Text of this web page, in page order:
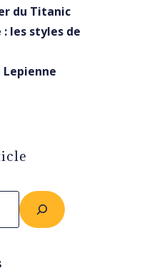
du Titanic
les styles de